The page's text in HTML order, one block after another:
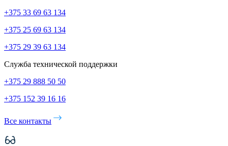
+375 33 69 63 134
+375 25 69 63 134
+375 29 39 63 134
Служба технической поддержки
+375 29 888 50 50
+375 152 39 16 16
Все контакты